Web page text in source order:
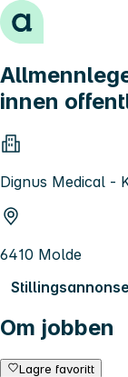
Hopp til innhold
innen
Dignus Medical -
6410 Molde
Om jobben
Lagre favoritt